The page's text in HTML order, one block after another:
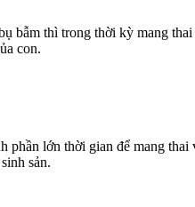
bẫm thì trong thời kỳ mang
con.
phần lớn thời gian để mang
sản.